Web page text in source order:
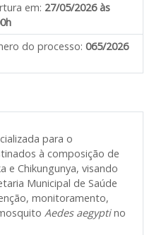
em: 27/05/2026 às
do processo: 065/2026
para o
à composição de
e Chikungunya, visando
Municipal de Saúde
monitoramento,
Aedes aegyptino